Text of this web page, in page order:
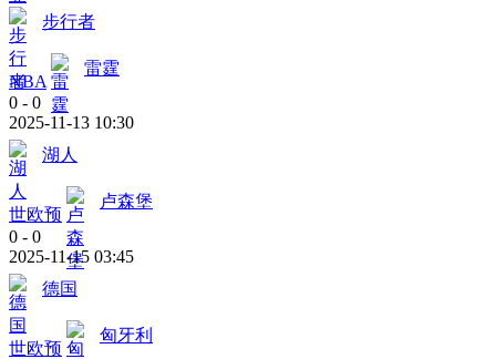
步行者
NBA
雷霆
0 - 0
2025-11-13 10:30
湖人
世欧预
卢森堡
0 - 0
2025-11-15 03:45
德国
世欧预
匈牙利